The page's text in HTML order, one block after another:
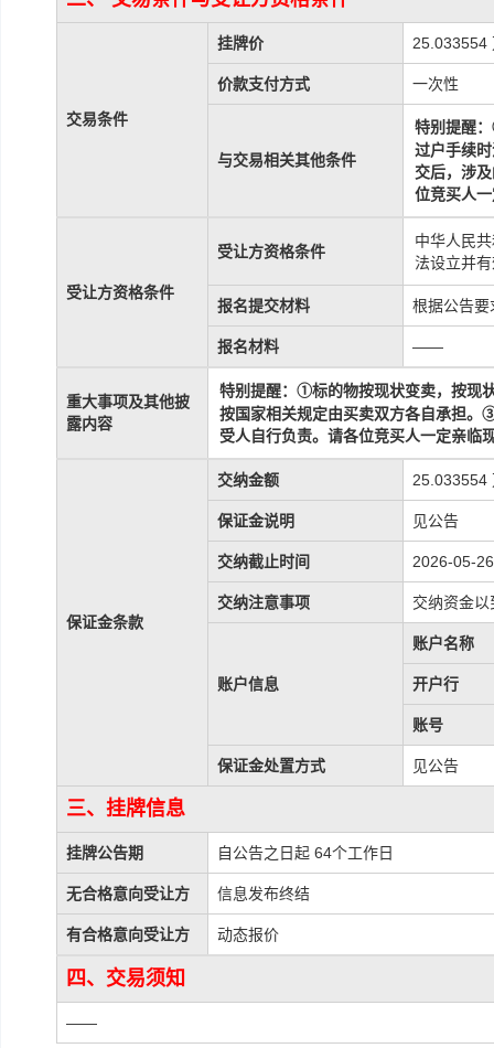
交易条件
挂牌价 25.033554
价款支付方式 一次性
与交易相关其他条件
特别提醒：
过户手续
交后，涉
位竞买人
受让方资格条件
受让方资格条件
中华人民
法设立并
报名提交材料 根据公告要
报名材料 ——
重大事项及其他披
露内容
特别提醒： ①标的物按现状变卖，按现
按国家相关规定由买卖双方各自承担。
受人自行负责。请各位竞买人一定亲临
保证金条款
交纳金额 25.033554
保证金说明 见公告
交纳截止时间 2026-05-
交纳注意事项 交纳资金
账户信息
账户名称
开户行
账号
保证金处置方式 见公告
三、挂牌信息
挂牌公告期 自公告之日起 64个工作日
无合格意向受让方 信息发布终结
有合格意向受让方 动态报价
四、交易须知
——